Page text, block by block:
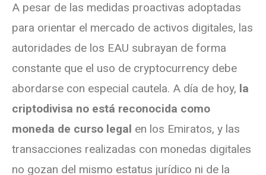
A pesar de las medidas proactivas adoptadas
para orientar el mercado de activos digitales, las
autoridades de los EAU subrayan de forma
constante que el uso de cryptocurrency debe
abordarse con especial cautela. A día de hoy, la
criptodivisa no está reconocida como
moneda de curso legal en los Emiratos, y las
transacciones realizadas con monedas digitales
no gozan del mismo estatus jurídico ni de la